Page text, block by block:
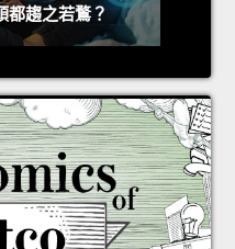
都趨之若鶩？